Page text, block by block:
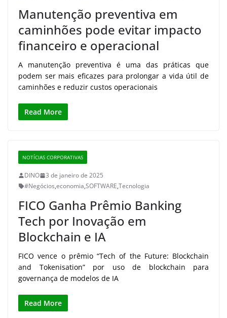
Manutenção preventiva em
caminhões pode evitar impacto
financeiro e operacional
A manutenção preventiva é uma das práticas que
podem ser mais eficazes para prolongar a vida útil de
caminhões e reduzir custos operacionais
Read More
NOTÍCIAS CORPORATIVAS
DINO
3 de janeiro de 2025
#Negócios,economia,SOFTWARE,Tecnologia
FICO Ganha Prêmio Banking
Tech por Inovação em
Blockchain e IA
FICO vence o prêmio “Tech of the Future: Blockchain
and Tokenisation” por uso de blockchain para
governança de modelos de IA
Read More